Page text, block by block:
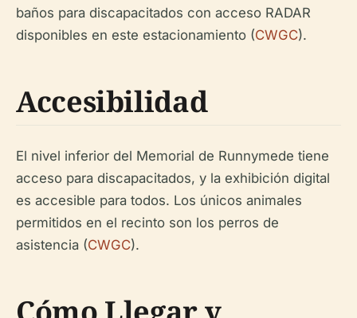
baños para discapacitados con acceso RADAR
disponibles en este estacionamiento (CWGC).
Accesibilidad
El nivel inferior del Memorial de Runnymede tiene
acceso para discapacitados, y la exhibición digital
es accesible para todos. Los únicos animales
permitidos en el recinto son los perros de
asistencia (CWGC).